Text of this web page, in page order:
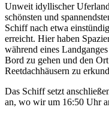
Unweit idyllischer
schönsten und
Schiff nach etwa
erreicht. Hier haben
während eines
Bord zu gehen und den
Reetdachhäusern zu
Das Schiff setzt
an, wo wir um 16:50 Uhr